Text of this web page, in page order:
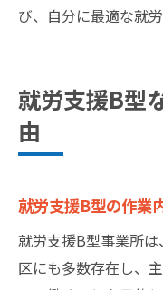
び、自分に最適な就
就労支援B型
由
就労支援B型の作業
就労支援B型事業所
区にも多数存在し、